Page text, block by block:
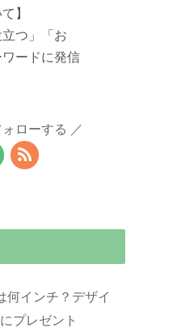
】
つ」「お
ードに発信
ローする
何インチ？デザイ
プレゼント